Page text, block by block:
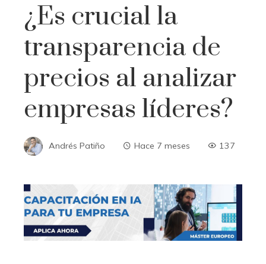
¿Es crucial la
transparencia de
precios al analizar
empresas líderes?
Andrés Patiño Hace 7 meses 137